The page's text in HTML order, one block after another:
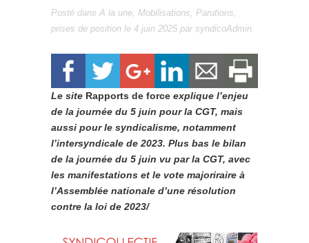
Posté dans A la une, Mobilisations, Parutions,
prises de position le 4 juin 2025 par syndicoAdmin.
Le site Rapports de force explique l’enjeu
de la journée du 5 juin pour la CGT, mais
aussi pour le syndicalisme, notamment
l’intersyndicale de 2023. Plus bas le bilan
de la journée du 5 juin vu par la CGT, avec
les manifestations et le vote majoriraire à
l’Assemblée nationale d’une résolution
contre la loi de 2023/